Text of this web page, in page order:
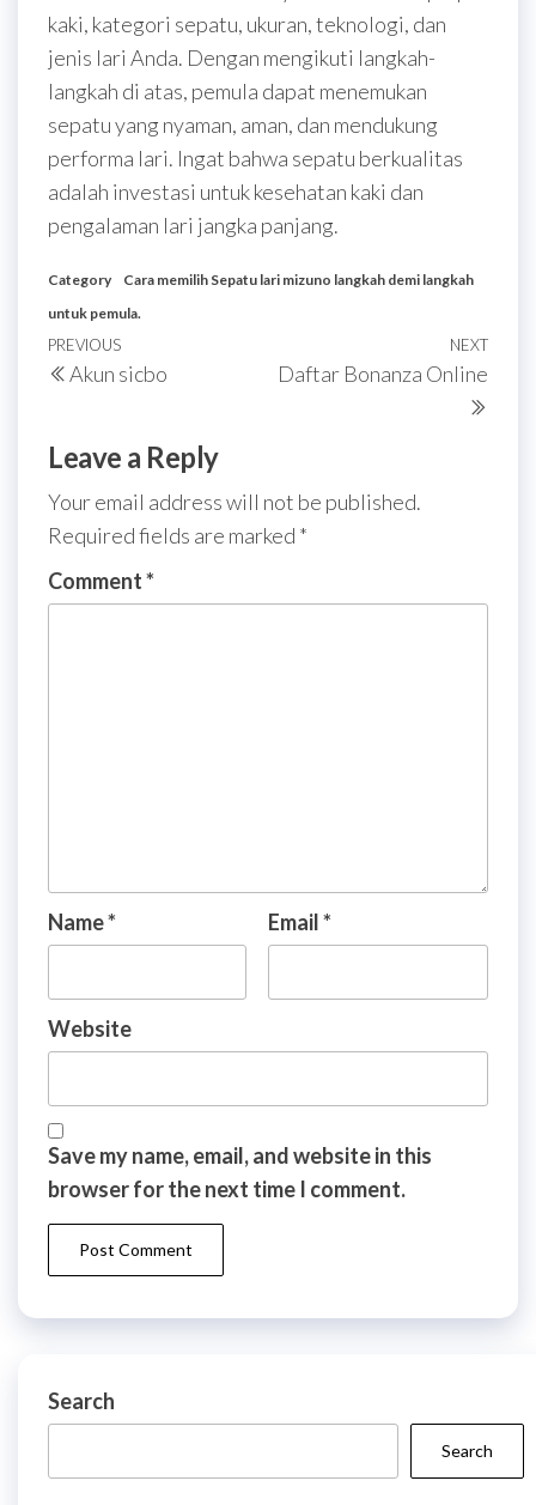
kaki, kategori sepatu, ukuran, teknologi, dan
jenis lari Anda. Dengan mengikuti langkah-
langkah di atas, pemula dapat menemukan
sepatu yang nyaman, aman, dan mendukung
performa lari. Ingat bahwa sepatu berkualitas
adalah investasi untuk kesehatan kaki dan
pengalaman lari jangka panjang.
Category
Cara memilih Sepatu lari mizuno langkah demi langkah
untuk pemula.
Post
navigation
Previous
Post
PREVIOUS
Akun sicbo
Next
NEXT
Daftar Bonanza Online
Leave a Reply
Your email address will not be published.
Required fields are marked *
Comment*
Name* Email*
Website
Save my name, email, and website in this
browser for the next time I comment.
Search
Search